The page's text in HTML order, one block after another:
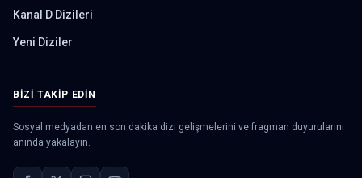
Kanal D Dizileri
Yeni Diziler
BIZI TAKIP EDIN
Sosyal medyadan en son dakika dizi gelişmelerini ve fragman duyurularını
anında yakalayın.